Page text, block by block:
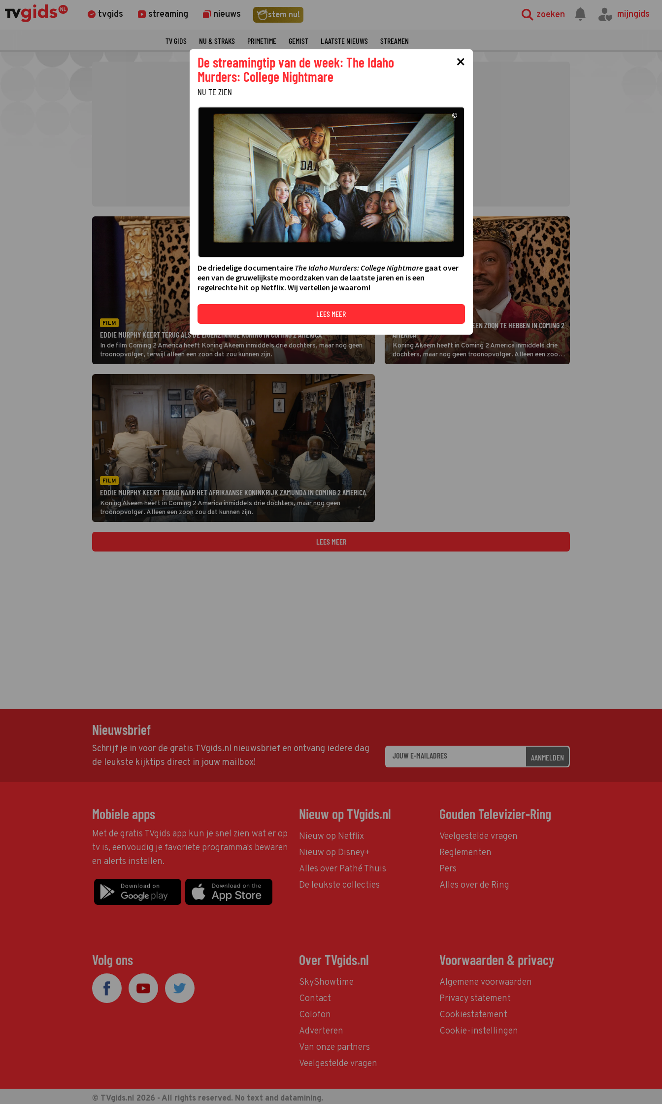
tvgids streaming nieuws stem nu! zoeken mijngids
TV GIDS NU & STRAKS PRIMETIME GEMIST LAATSTE NIEUWS STREAMEN
FILM
EDDIE MURPHY KEERT TERUG ALS DE EIGENZINNIGE KONING IN COMING 2 AMERICA
In de film Coming 2 America heeft Koning Akeem inmiddels drie dochters, maar nog geen
troonopvolger, terwijl alleen een zoon dat zou kunnen zijn.
EDDIE MURPHY BLIJKT TOCH EEN ZOON TE HEBBEN IN COMING 2
AMERICA
Koning Akeem heeft in Coming 2 America inmiddels drie
dochters, maar nog geen troonopvolger. Alleen een zoon
zou dat kunnen zijn.
FILM
EDDIE MURPHY KEERT TERUG NAAR HET AFRIKAANSE KONINKRIJK ZAMUNDA IN COMING 2 AMERICA
Koning Akeem heeft in Coming 2 America inmiddels drie dochters, maar nog geen
troonopvolger. Alleen een zoon zou dat kunnen zijn.
LEES MEER
Nieuwsbrief
Schrijf je in voor de gratis TVgids.nl nieuwsbrief en ontvang iedere dag
de leukste kijktips direct in jouw mailbox!
AANMELDEN
Mobiele apps
Met de gratis TVgids app kun je snel zien wat er op
tv is, eenvoudig je favoriete programma's bewaren
en alerts instellen.
Nieuw op TVgids.nl
Nieuw op Netflix
Nieuw op Disney+
Alles over Pathé Thuis
De leukste collecties
Gouden Televizier-Ring
Veelgestelde vragen
Reglementen
Pers
Alles over de Ring
Volg ons Over TVgids.nl
SkyShowtime
Contact
Colofon
Adverteren
Van onze partners
Veelgestelde vragen
Voorwaarden & privacy
Algemene voorwaarden
Privacy statement
Cookiestatement
Cookie-instellingen
© TVgids.nl 2026 - All rights reserved. No text and datamining.
×
De streamingtip van de week: The Idaho
Murders: College Nightmare
NU TE ZIEN
©
De driedelige documentaire The Idaho Murders: College Nightmaregaat over
een van de gruwelijkste moordzaken van de laatste jaren en is een
regelrechte hit op Netflix. Wij vertellen je waarom!
LEES MEER